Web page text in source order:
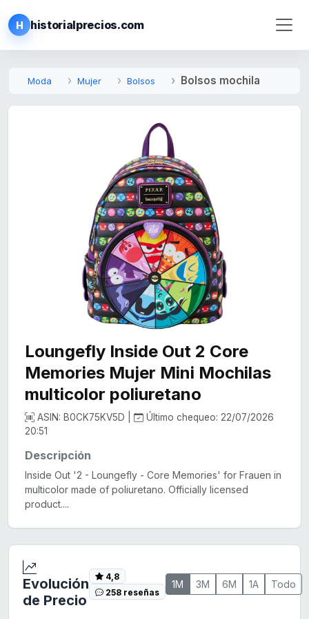
H historialprecios.com
Moda Mujer Bolsos Bolsos mochila
Loungefly Inside Out 2 Core
Memories Mujer Mini Mochilas
multicolor poliuretano
ASIN: B0CK75KV5D |
Último chequeo: 22/07/2026
20:51
Descripción
Inside Out '2 - Loungefly - Core Memories' for Frauen in
multicolor made of poliuretano. Officially licensed
product....
Evolución
de Precio
4,8
258 reseñas
1M 3M 6M 1A Todo